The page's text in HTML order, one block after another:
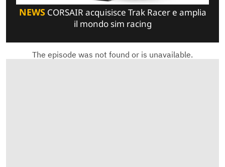
NEWSCORSAIR acquisisce Trak Racer e amplia
il mondo sim racing